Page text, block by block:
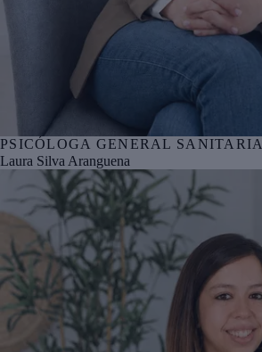
Nº col. COPBI BI05955
PSICÓLOGA GENERAL SANITARIA
Laura Silva Aranguena